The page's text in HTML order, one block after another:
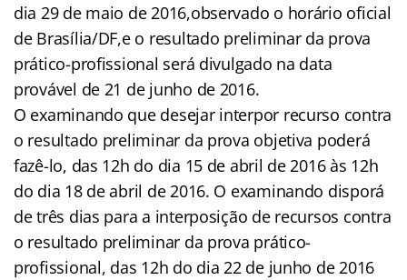
dia 29 de maio de 2016,observado o horário oficial
de Brasília/DF,e o resultado preliminar da prova
prático-profissional será divulgado na data
provável de 21 de junho de 2016.
O examinando que desejar interpor recurso contra
o resultado preliminar da prova objetiva poderá
fazê-lo, das 12h do dia 15 de abril de 2016 às 12h
do dia 18 de abril de 2016. O examinando disporá
de três dias para a interposição de recursos contra
o resultado preliminar da prova prático-
profissional, das 12h do dia 22 de junho de 2016